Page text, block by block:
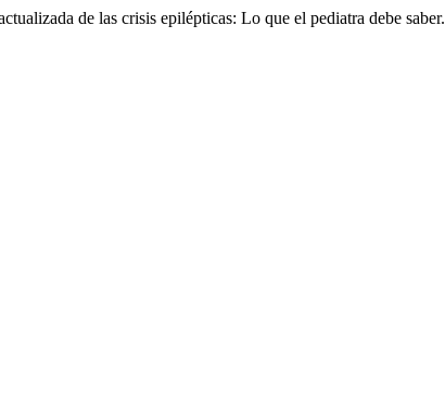
de las crisis epilépticas: Lo que el pediatra debe saber.